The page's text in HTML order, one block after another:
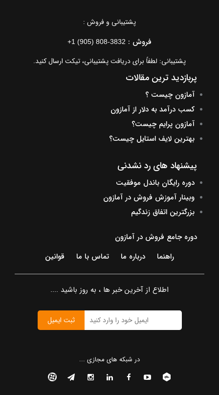
پشتیبانی و فروش :
فروش : +1 (905) 808-3832
پشتیبانی: لطفاً برای دریافت پشتیبانی، تیکت ارسال کنید.
پربازدید ترین مقالات
آمازون چیست ؟
کسب درآمد به دلار از آمازون
آمازون پرایم چیست؟
بهترین لایف استایل چیست؟
پیشنهاد های رد نشدنی
دوره رایگان باندل موفقیت
وبینار آموزش فروش در آمازون
بزرگترین اتفاق زندگیم
دوره جامع فروش در آمازون
راهنما
درباره ما تماس با ما قوانین
اطلاع از آخرین خبر ها ، به روز باشید ....
ثبت ایمیل
در شبکه های مجازی ...